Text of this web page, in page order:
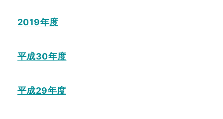
2019年度
平成30年度
平成29年度